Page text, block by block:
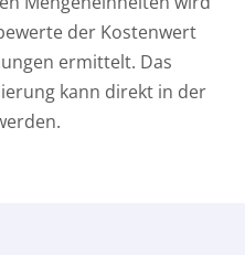
der Kostenwert
ermittelt. Das
kann direkt in der